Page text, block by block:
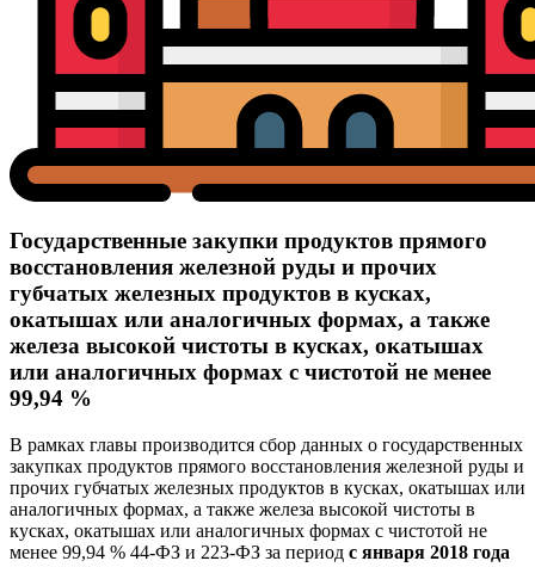
Государственные закупки продуктов прямого
восстановления железной руды и прочих
губчатых железных продуктов в кусках,
окатышах или аналогичных формах, а также
железа высокой чистоты в кусках, окатышах
или аналогичных формах с чистотой не менее
99,94 %
В рамках главы производится сбор данных о государственных
закупках продуктов прямого восстановления железной руды и
прочих губчатых железных продуктов в кусках, окатышах или
аналогичных формах, а также железа высокой чистоты в
кусках, окатышах или аналогичных формах с чистотой не
менее 99,94 % 44-ФЗ и 223-ФЗ за период с января 2018 года